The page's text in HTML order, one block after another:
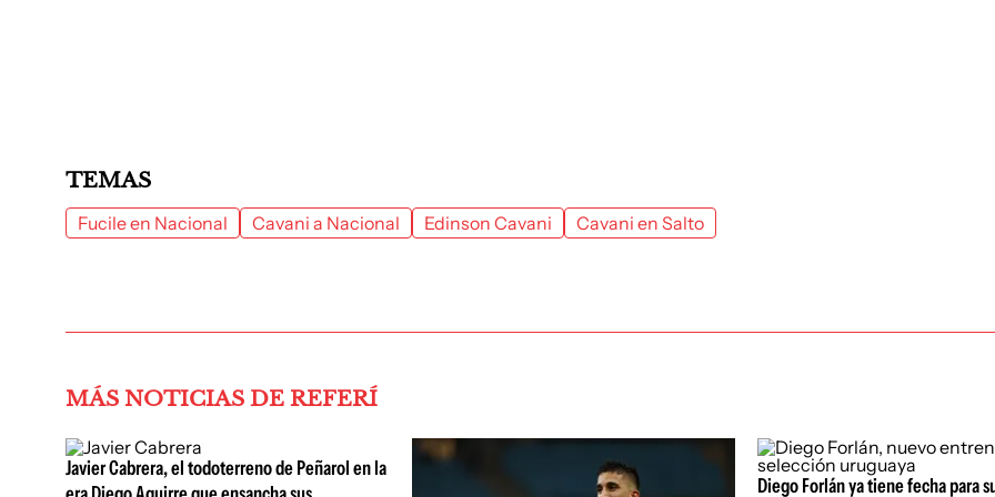
TEMAS
Fucile en Nacional Cavani a Nacional Edinson Cavani Cavani en Salto
MÁS NOTICIAS DE REFERÍ
Javier Cabrera, el todoterreno de Peñarol en la
Diego Forlán ya tiene fecha para